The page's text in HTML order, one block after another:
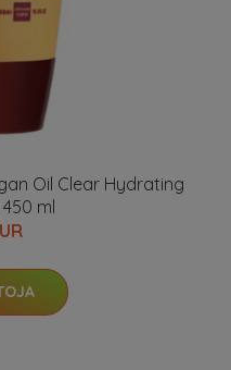
Oil Clear Hydrating
ml